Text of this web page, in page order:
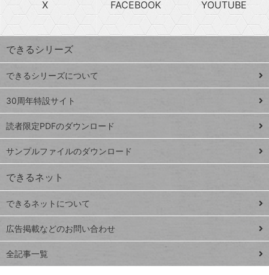
検
索
上
昇
ワ
ー
ド
Google
スプレ
ッドシ
ート
iPhone
VLOOKUP
close
閉じ
る
探
す
ト
ッ
プ
ペ
ジ
連載
Excel Q&A
トイアンナ流仕
事術
X FACEBOOK YOUTUBE
できるシリーズ
できるシリーズについて
30周年特設サイト
読者限定PDFのダウンロード
サンプルファイルのダウンロード
できるネット
できるネットについて
広告掲載などのお問い合わせ
全記事一覧